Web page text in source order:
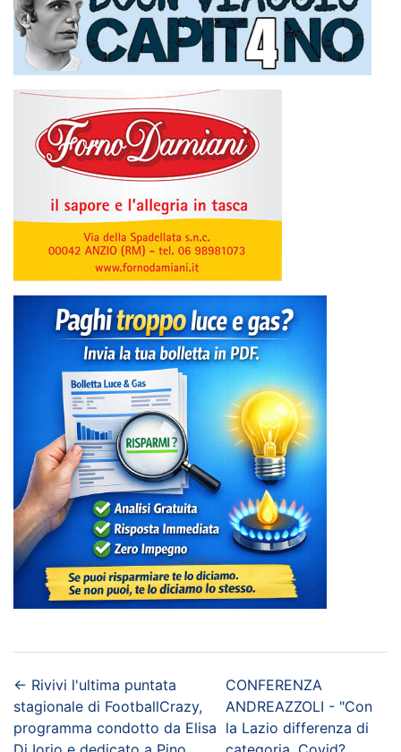
← Rivivi l'ultima puntata
stagionale di FootballCrazy,
programma condotto da Elisa
CONFERENZA
ANDREAZZOLI - "Con
la Lazio differenza di